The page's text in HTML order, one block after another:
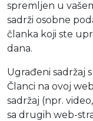
spremljen u
sadrži osobne
članka koji ste
dana.
Ugrađeni sadržaj
Članci na ovoj
sadržaj (npr.
sa drugih web-